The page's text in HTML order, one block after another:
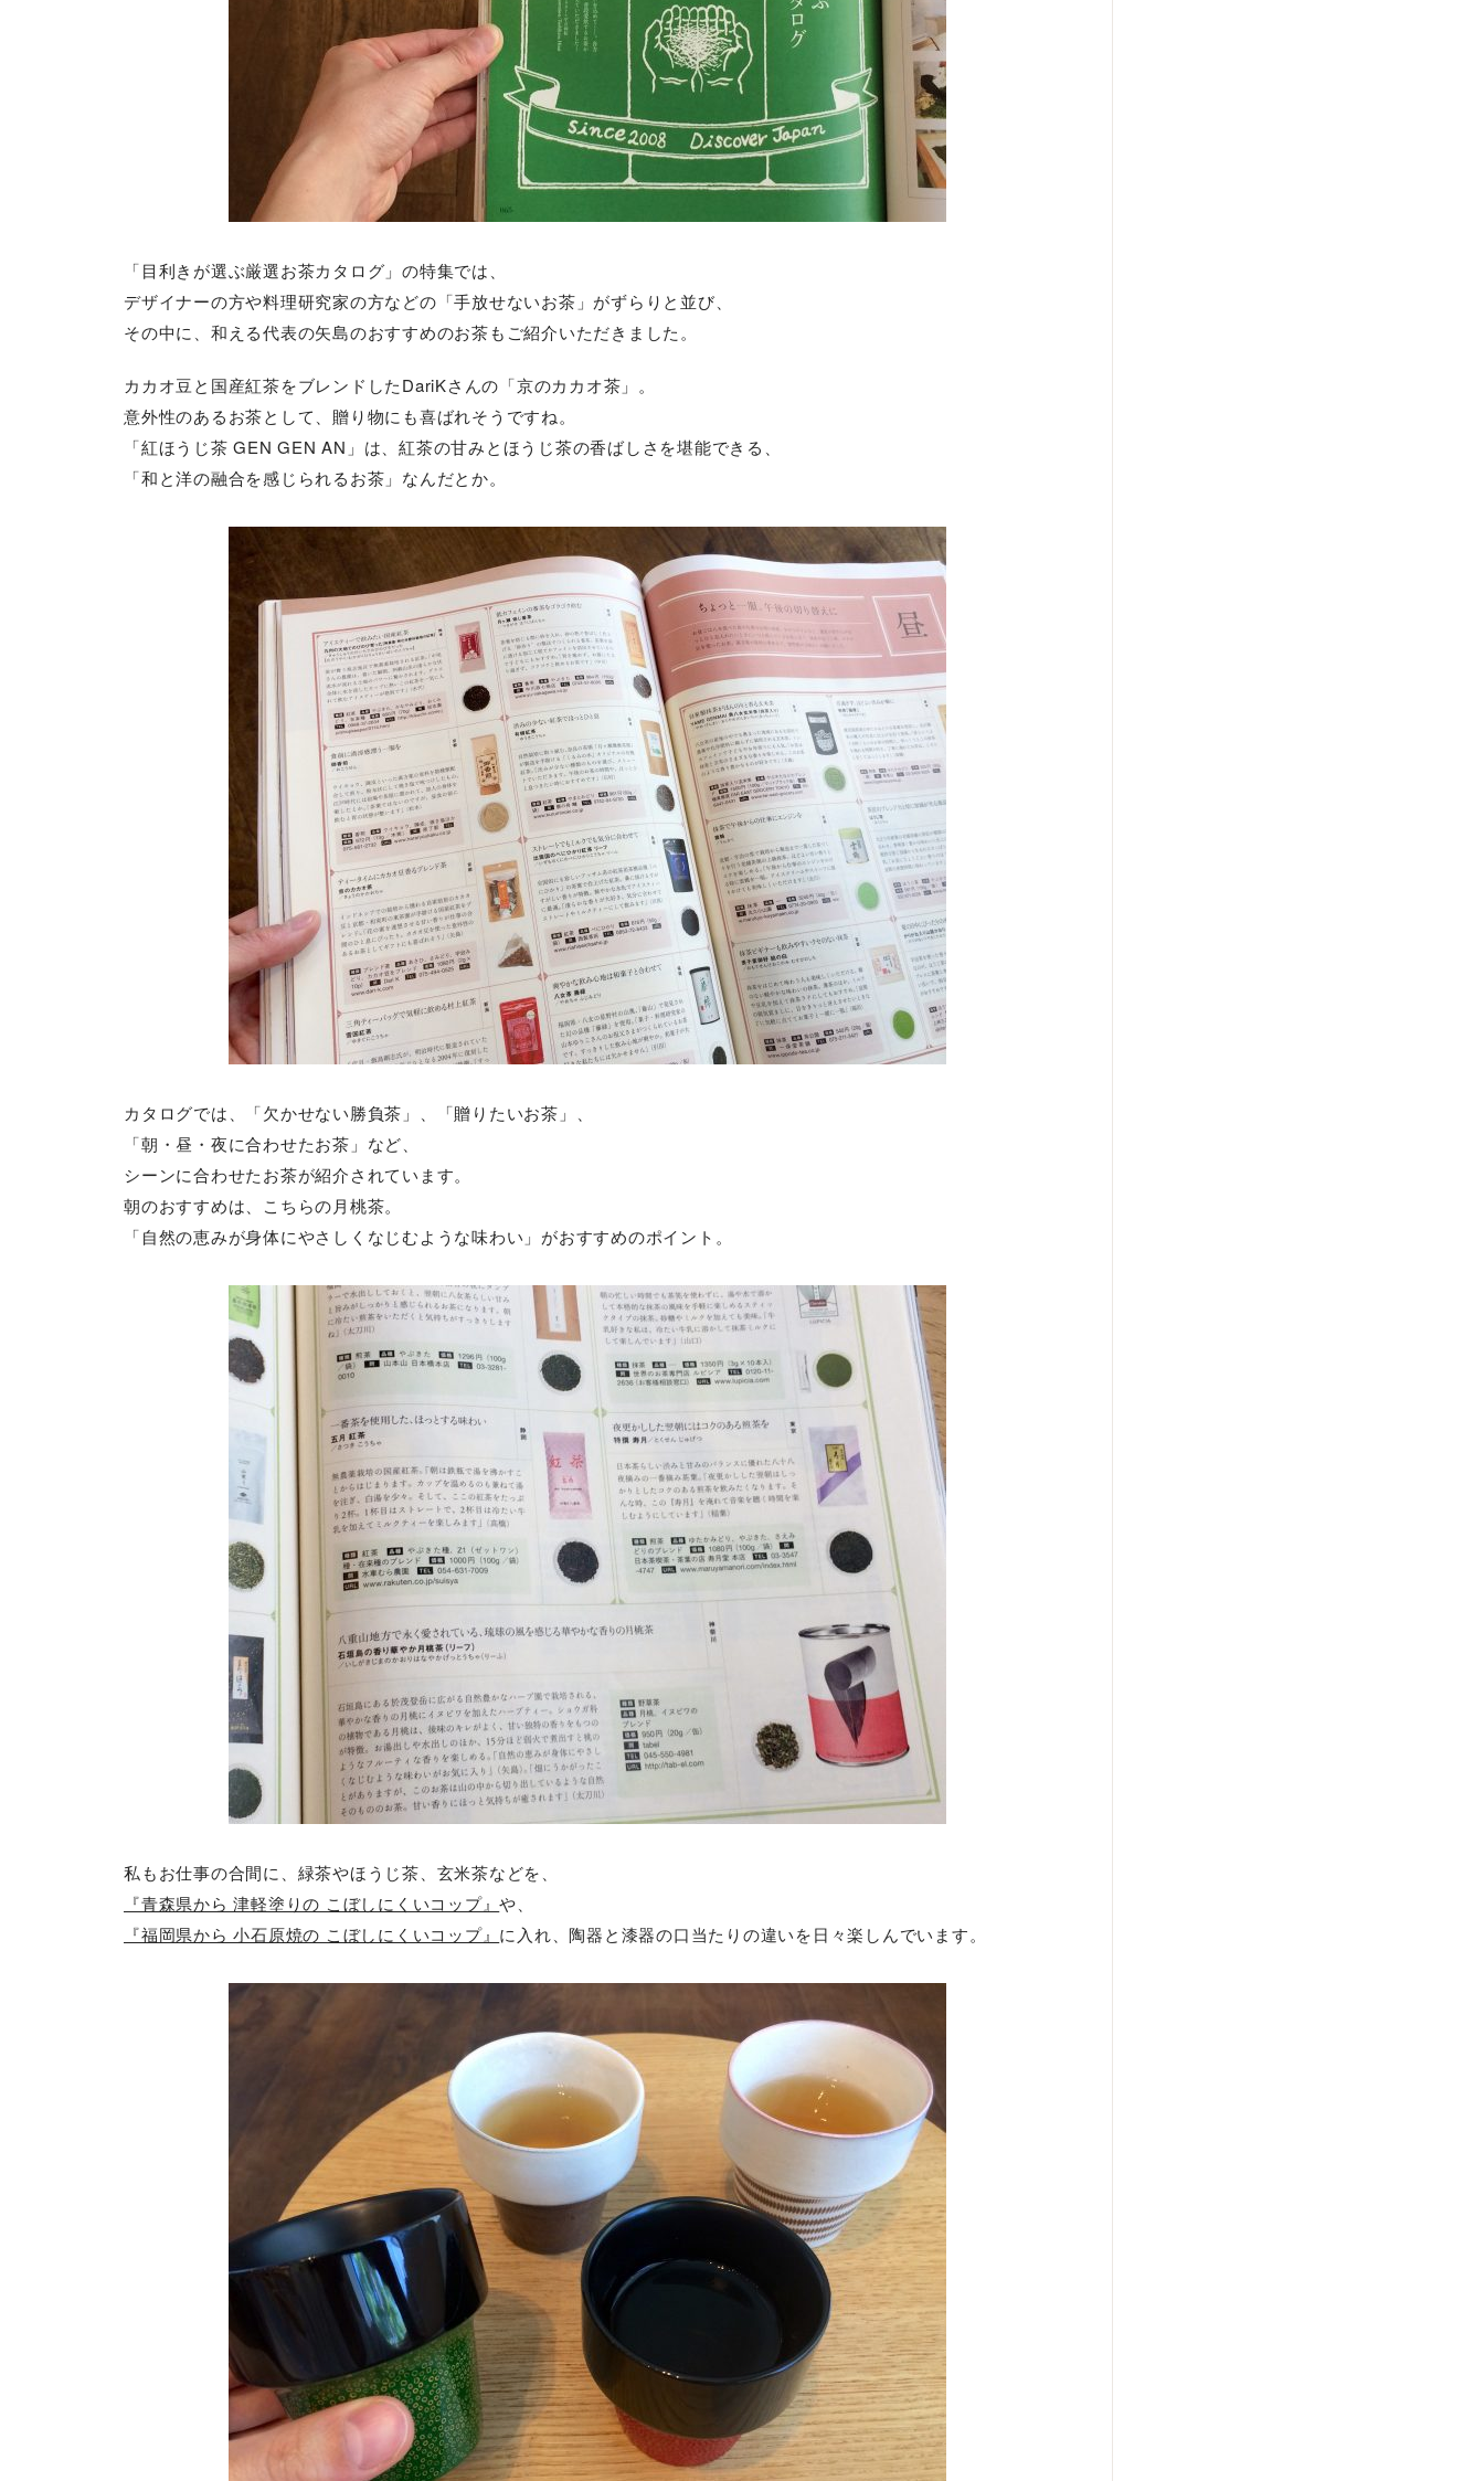
「目利きが選ぶ厳選お茶カタログ」の特集では、
デザイナーの方や料理研究家の方などの「手放せないお茶」がずらりと並び、
その中に、和える代表の矢島のおすすめのお茶もご紹介いただきました。
カカオ豆と国産紅茶をブレンドしたDariKさんの「京のカカオ茶」。
意外性のあるお茶として、贈り物にも喜ばれそうですね。
「紅ほうじ茶 GEN GEN AN」は、紅茶の甘みとほうじ茶の香ばしさを堪能できる、
「和と洋の融合を感じられるお茶」なんだとか。
カタログでは、「欠かせない勝負茶」、「贈りたいお茶」、
「朝・昼・夜に合わせたお茶」など、
シーンに合わせたお茶が紹介されています。
朝のおすすめは、こちらの月桃茶。
「自然の恵みが身体にやさしくなじむような味わい」がおすすめのポイント。
私もお仕事の合間に、緑茶やほうじ茶、玄米茶などを、
『青森県から 津軽塗りの こぼしにくいコップ』や、
『福岡県から 小石原焼の こぼしにくいコップ』 に入れ、陶器と漆器の口当たりの違いを日々楽しんでいます。